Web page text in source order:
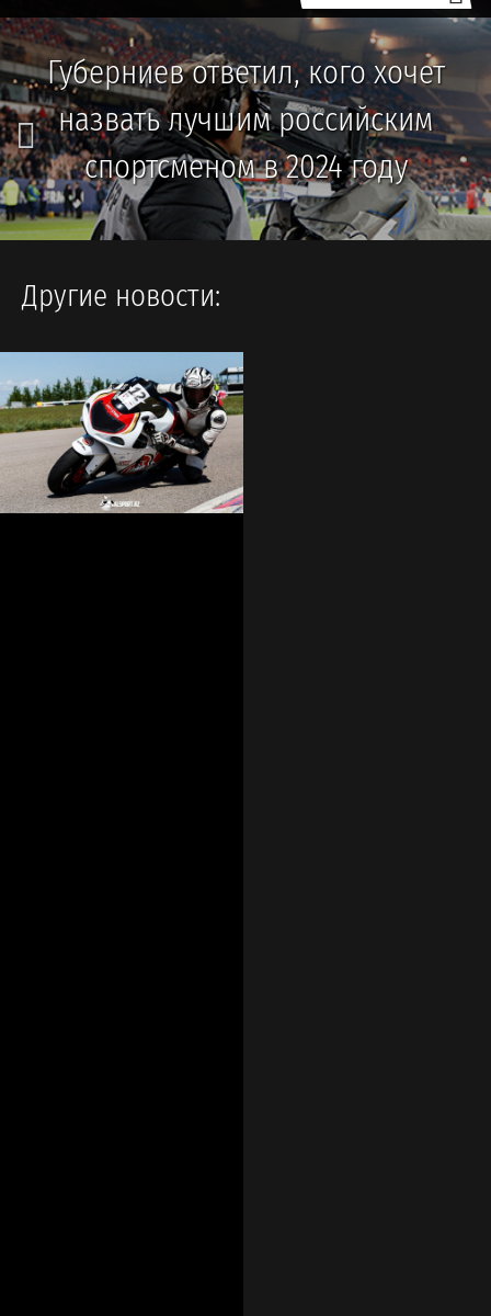
Губерниев ответил, кого хочет
назвать лучшим российским
спортсменом в 2024 году
Другие новости: